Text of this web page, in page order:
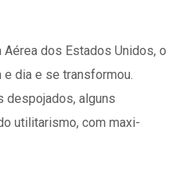
dos Estados Unidos, o
dia e se transformou.
despojados, alguns
utilitarismo, com maxi-